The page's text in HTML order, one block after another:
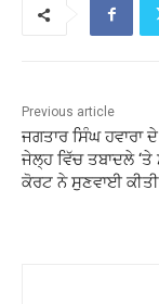
Previous article
ਜਗਤਾਰ ਸਿੰਘ ਹਵਾਰਾ
ਜੇਲ੍ਹ ਵਿੱਚ ਤਬਾਦਲੇ ‘ਤੇ
ਕੋਰਟ ਨੇ ਸੁਣਵਾਈ